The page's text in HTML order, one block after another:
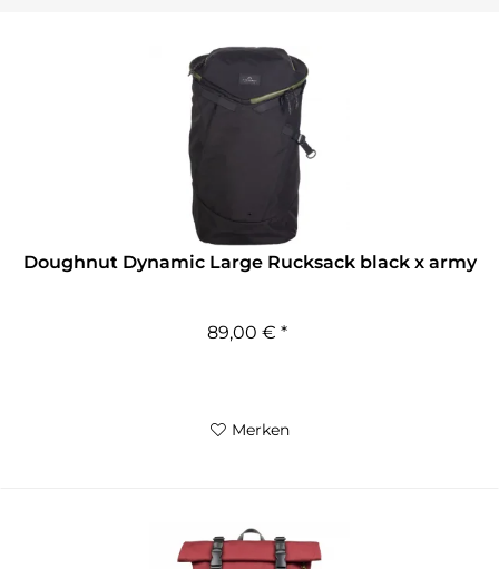
Doughnut Dynamic Large Rucksack black x army
89,00 € *
Merken